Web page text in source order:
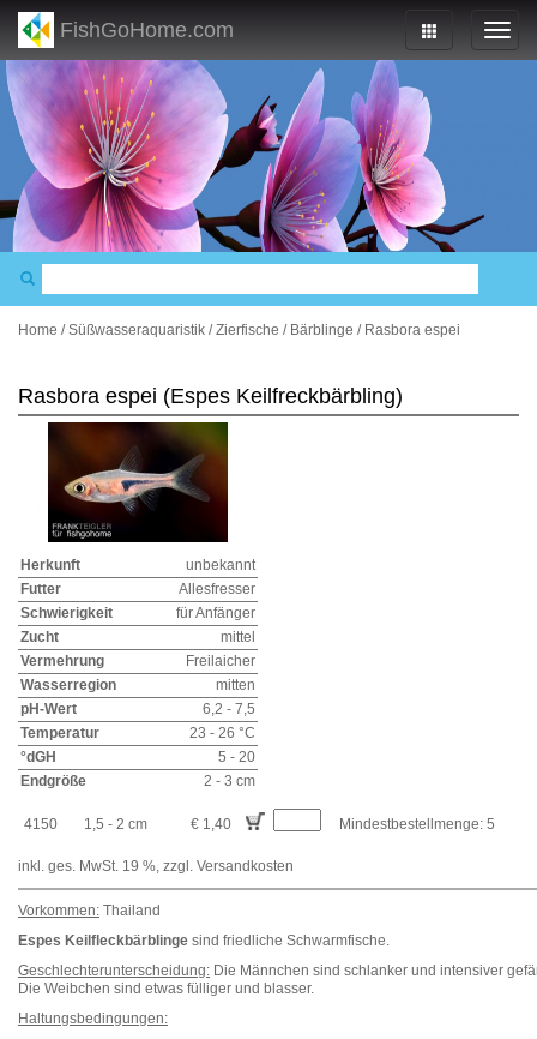
FishGoHome.com
Home /Süßwasseraquaristik /Zierfische / Bärblinge / Rasbora espei
Rasbora espei (Espes Keilfreckbärbling)
Herkunft
unbekannt
Futter
Allesfresser
Schwierigkeit
für Anfänger
Zucht
mittel
Vermehrung
Freilaicher
Wasserregion
mitten
pH-Wert
6,2 - 7,5
Temperatur
23 - 26 °C
°dGH
5 - 20
Endgröße
2 - 3 cm
4150 1,5 - 2 cm € 1,40 Mindestbestellmenge: 5
inkl. ges. MwSt. 19 %, zzgl. Versandkosten
Vorkommen: Thailand
Espes Keilfleckbärblinge sind friedliche Schwarmfische.
Geschlechterunterscheidung: Die Männchen sind schlanker und intensiver
Die Weibchen sind etwas fülliger und blasser.
Haltungsbedingungen: